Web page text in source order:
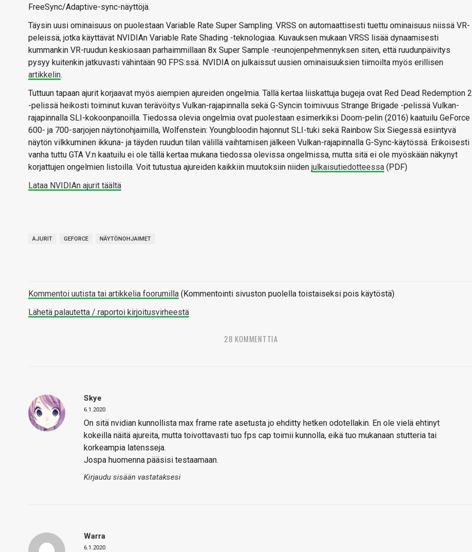
FreeSync/Adaptive-sync-näyttöjä.
Täysin uusi ominaisuus on puolestaan Variable Rate Super Sampling. VRSS on automaattisesti tuettu ominaisuus niissä VR-
peleissä, jotka käyttävät NVIDIAn Variable Rate Shading -teknologiaa. Kuvauksen mukaan VRSS lisää dynaamisesti
kummankin VR-ruudun keskiosaan parhaimmillaan 8x Super Sample -reunojenpehmennyksen siten, että ruudunpäivitys
pysyy kuitenkin jatkuvasti vähintään 90 FPS:ssä. NVIDIA on julkaissut uusien ominaisuuksien tiimoilta myös erillisen
artikkelin.
Tuttuun tapaan ajurit korjaavat myös aiempien ajureiden ongelmia. Tällä kertaa liiskattuja bugeja ovat Red Dead Redemption 2
-pelissä heikosti toiminut kuvan terävöitys Vulkan-rajapinnalla sekä G-Syncin toimivuus Strange Brigade -pelissä Vulkan-
rajapinnalla SLI-kokoonpanoilla. Tiedossa olevia ongelmia ovat puolestaan esimerkiksi Doom-pelin (2016) kaatuilu GeForce
600- ja 700-sarjojen näytönohjaimilla, Wolfenstein: Youngbloodin hajonnut SLI-tuki sekä Rainbow Six Siegessä esiintyvä
näytön vilkkuminen ikkuna- ja täyden ruudun tilan välillä vaihtamisen jälkeen Vulkan-rajapinnalla G-Sync-käytössä. Erikoisesti
vanha tuttu GTA V:n kaatuilu ei ole tällä kertaa mukana tiedossa olevissa ongelmissa, mutta sitä ei ole myöskään näkynyt
korjattujen ongelmien listoilla. Voit tutustua ajureiden kaikkiin muutoksiin niiden julkaisutiedotteessa (PDF)
Lataa NVIDIAn ajurit täältä
AJURIT GEFORCE NÄYTÖNOHJAIMET
Kommentoi uutista tai artikkelia foorumilla (Kommentointi sivuston puolella toistaiseksi pois käytöstä)
Lähetä palautetta / raportoi kirjoitusvirheestä
28 KOMMENTTIA
Skye
6.1.2020
On sitä nvidian kunnollista max frame rate asetusta jo ehditty hetken odotellakin. En ole vielä ehtinyt
kokeilla näitä ajureita, mutta toivottavasti tuo fps cap toimii kunnolla, eikä tuo mukanaan stutteria tai
korkeampia latensseja.
Jospa huomenna pääsisi testaamaan.
Kirjaudu sisään vastataksesi
Warra
6.1.2020